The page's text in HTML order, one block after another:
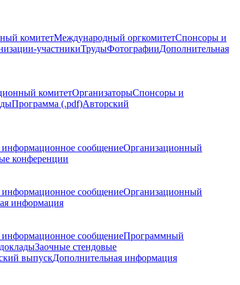
комитетМеждународный оргкомитетСпонсоры и
участникиТрудыФотографииДополнительная
комитетОрганизаторыСпонсоры и
Программа (.pdf)Авторский
информационное сообщениеОрганизационный
конференции
информационное сообщениеОрганизационный
информация
информационное сообщениеПрограммный
Заочные стендовые
выпускДополнительная информация